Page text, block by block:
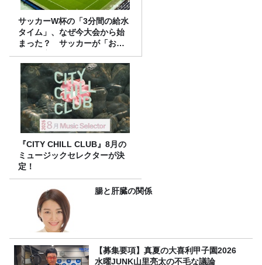
サッカーW杯の「3分間の給水
タイム」、なぜ今大会から始
まった？ サッカーが「お
金」に変わる仕組み
『CITY CHILL CLUB』8月の
ミュージックセレクターが決
定！
腸と肝臓の関係
【募集要項】真夏の大喜利甲子園2026
水曜JUNK山里亮太の不毛な議論